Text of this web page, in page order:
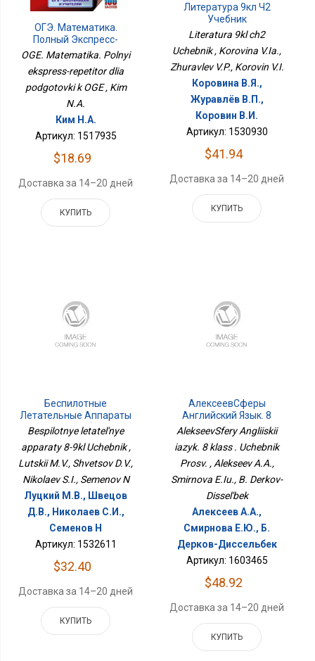
ОГЭ. Математика.
Полный Экспресс-
Репетитор Для
OGE. Matematika. Polnyi
ekspress-repetitor dlia
podgotovki k OGE , Kim
N.A.
Ким Н.А.
Артикул: 1517935
$18.69
Доставка за 14–20 дней
КУПИТЬ
Литература 9кл Ч2
Учебник
Literatura 9kl ch2
Uchebnik , Korovina V.Ia.,
Zhuravlev V.P., Korovin V.I.
Коровина В.Я.,
Журавлёв В.П.,
Коровин В.И.
Артикул: 1530930
$41.94
Доставка за 14–20 дней
КУПИТЬ
Беспилотные
Летательные Аппараты
8-9кл Учебник
Bespilotnye letatel'nye
apparaty 8-9kl Uchebnik ,
Lutskii M.V., Shvetsov D.V.,
Nikolaev S.I., Semenov N
Луцкий М.В., Швецов
Д.В., Николаев С.И.,
Семенов Н
Артикул: 1532611
$32.40
Доставка за 14–20 дней
КУПИТЬ
АлексеевСферы
Английский Язык. 8
Класс . Учебник Просв.
AlekseevSfery Angliiskii
iazyk. 8 klass . Uchebnik
Prosv. , Alekseev A.A.,
Smirnova E.Iu., B. Derkov-
Dissel'bek
Алексеев А.А.,
Смирнова Е.Ю., Б.
Дерков-Диссельбек
Артикул: 1603465
$48.92
Доставка за 14–20 дней
КУПИТЬ